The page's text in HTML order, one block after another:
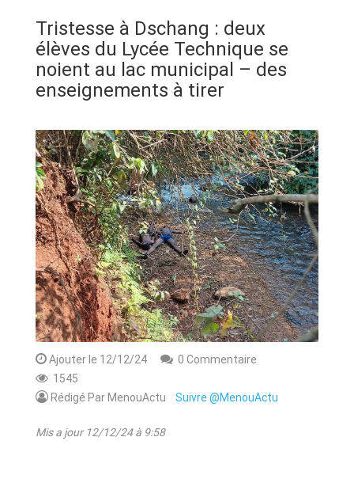
ALERTE
ANNONCE
ASSAINISSEMENT
BREAKING-NEWS
CAMEROUN
PLUS
Tristesse à Dschang : deux
élèves du Lycée Technique se
noient au lac municipal – des
enseignements à tirer
Ajouter le 12/12/24
0 Commentaire
1545
Rédigé Par MenouActu Suivre @MenouActu
Mis a jour 12/12/24 à 9:58